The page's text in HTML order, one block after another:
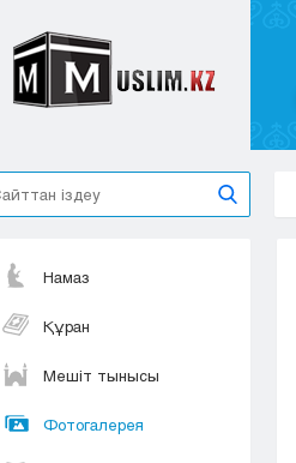
Намаз
Құран
Мешіт тынысы
Фотогалерея